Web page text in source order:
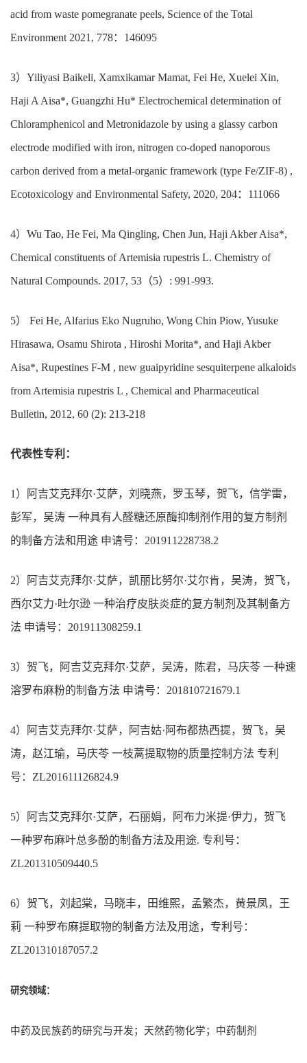
acid from waste pomegranate peels, Science of the Total
Environment 2021, 778： 146095
3） Yiliyasi Baikeli, Xamxikamar Mamat, Fei He, Xuelei Xin,
Haji A Aisa*, Guangzhi Hu* Electrochemical determination of
Chloramphenicol and Metronidazole by using a glassy carbon
electrode modified with iron, nitrogen co-doped nanoporous
carbon derived from a metal-organic framework (type Fe/ZIF-8) ,
Ecotoxicology and Environmental Safety, 2020, 204： 111066
4） Wu Tao, He Fei, Ma Qingling, Chen Jun, Haji Akber Aisa*,
Chemical constituents of Artemisia rupestris L. Chemistry of
Natural Compounds. 2017, 53 （5） : 991-993.
5） Fei He, Alfarius Eko Nugruho, Wong Chin Piow, Yusuke
Hirasawa, Osamu Shirota , Hiroshi Morita*, and Haji Akber
Aisa*, Rupestines F-M , new guaipyridine sesquiterpene alkaloids
from Artemisia rupestris L , Chemical and Pharmaceutical
Bulletin, 2012, 60 (2): 213-218
代表性专利：
1）阿吉艾克拜尔·艾萨，刘晓燕，罗玉琴，贺飞，信学雷，
彭军，吴涛 一种具有人醛糖还原酶抑制剂作用的复方制剂
的制备方法和用途 申请号：201911228738.2
2）阿吉艾克拜尔·艾萨，凯丽比努尔·艾尔肯，吴涛，贺飞，
西尔艾力·吐尔逊 一种治疗皮肤炎症的复方制剂及其制备方
法 申请号：201911308259.1
3）贺飞，阿吉艾克拜尔·艾萨，吴涛，陈君，马庆苓 一种速
溶罗布麻粉的制备方法 申请号：201810721679.1
4）阿吉艾克拜尔·艾萨，阿吉姑·阿布都热西提，贺飞，吴
涛，赵江瑜，马庆苓 一枝蒿提取物的质量控制方法 专利
号：ZL201611126824.9
5）阿吉艾克拜尔·艾萨，石丽娟，阿布力米提·伊力，贺飞
一种罗布麻叶总多酚的制备方法及用途. 专利号：
ZL201310509440.5
6）贺飞，刘起棠，马晓丰，田维熙，孟繁杰，黄景凤，王
莉 一种罗布麻提取物的制备方法及用途，专利号：
ZL201310187057.2
研究领域：
中药及民族药的研究与开发；天然药物化学；中药制剂